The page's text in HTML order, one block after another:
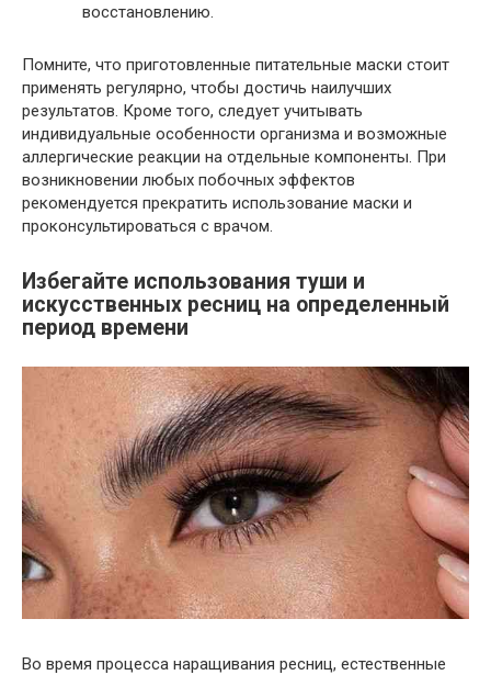
восстановлению.
Помните, что приготовленные питательные маски стоит
применять регулярно, чтобы достичь наилучших
результатов. Кроме того, следует учитывать
индивидуальные особенности организма и возможные
аллергические реакции на отдельные компоненты. При
возникновении любых побочных эффектов
рекомендуется прекратить использование маски и
проконсультироваться с врачом.
Избегайте использования туши и
искусственных ресниц на определенный
период времени
Во время процесса наращивания ресниц, естественные